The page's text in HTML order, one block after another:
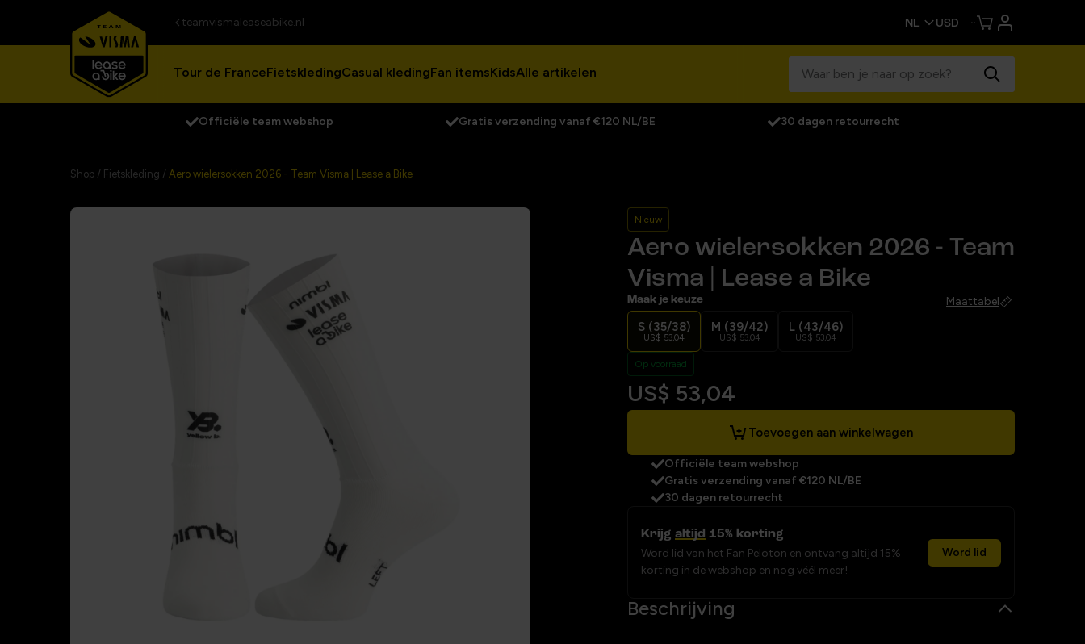
teamvismaleaseabike.nl
Tour de FranceFietskledingCasual kledingFan itemsKidsAlle artikelen
Officiële team webshop Gratis verzending vanaf €120 NL/BE 30 dagen retourrecht
Shop / Fietskleding / Aero wielersokken 2026 - Team Visma | Lease a Bike
Nieuw
Aero wielersokken 2026 - Team
Visma | Lease a Bike
Maak je keuze Maattabel
S (35/38)
US$ 53,04
M (39/42)
US$ 53,04
L (43/46)
US$ 53,04
Op voorraad
US$ 53,04
Toevoegen aan winkelwagen
Officiële team webshop
Gratis verzending vanaf €120 NL/BE
30 dagen retourrecht
Krijg altijd 15% korting
Word lid van het Fan Peloton en ontvang altijd 15%
korting in de webshop en nog véél meer!
Word lid
Beschrijving